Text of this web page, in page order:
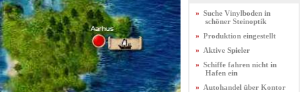
Suche Vinylboden in
schöner Steinoptik
Produktion eingestellt
Aktive Spieler
Schiffe fahren nicht in
Hafen ein
Autohandel über Kontor